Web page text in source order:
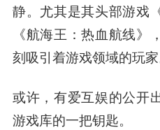
静。尤其是其头部游戏
《航海王：热血航线》
刻吸引着游戏领域的玩家
或许，有爱互娱的公开
游戏库的一把钥匙。